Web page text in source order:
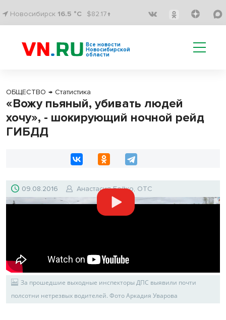
Новосибирск 16.5 °C $82.17↑
Все новости
Новосибирской
области
ОБЩЕСТВО → Статистика
«Вожу пьяный, убивать людей
хочу», - шокирующий ночной рейд
ГИБДД
09.08.2016 Анастасия Бойко, ОТС
За прошедшие выходные инспекторы ДПС выявили почти
полсотни нетрезвых водителей. Фото Аркадия Уварова